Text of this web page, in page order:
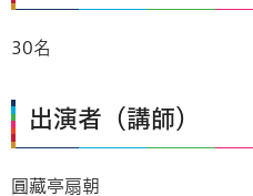
30名
出演者（講師）
圓藏亭扇朝